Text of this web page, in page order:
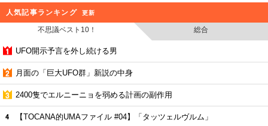
人気記事ランキング 更新
不思議ベスト10！ 総合
UFO開示予言を外し続ける男
月面の「巨大UFO群」新説の中身
2400隻でエルニーニョを弱める計画の副作用
【TOCANA的UMAファイル #04】「タッツェルヴルム」